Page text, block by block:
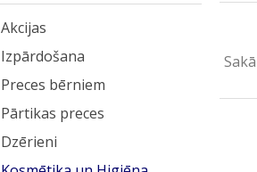
Akcijas
Izpārdošana
Preces bērniem
Pārtikas preces
Dzērieni